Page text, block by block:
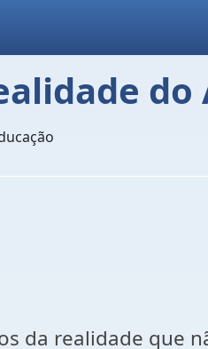
da realidade que